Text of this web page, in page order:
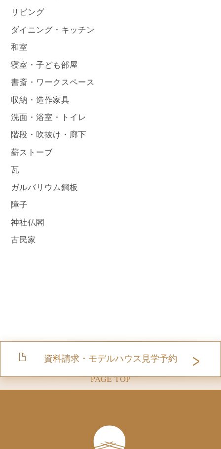
資料請求・モデルハウス見学予約
リビング
ダイニング・キッチン
和室
寝室・子ども部屋
書斎・ワークスペース
収納・造作家具
洗面・浴室・トイレ
階段・吹抜け・廊下
薪ストーブ
瓦
ガルバリウム鋼板
障子
神社仏閣
古民家